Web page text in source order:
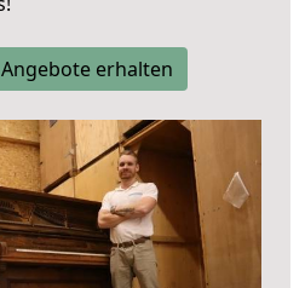
erhalten